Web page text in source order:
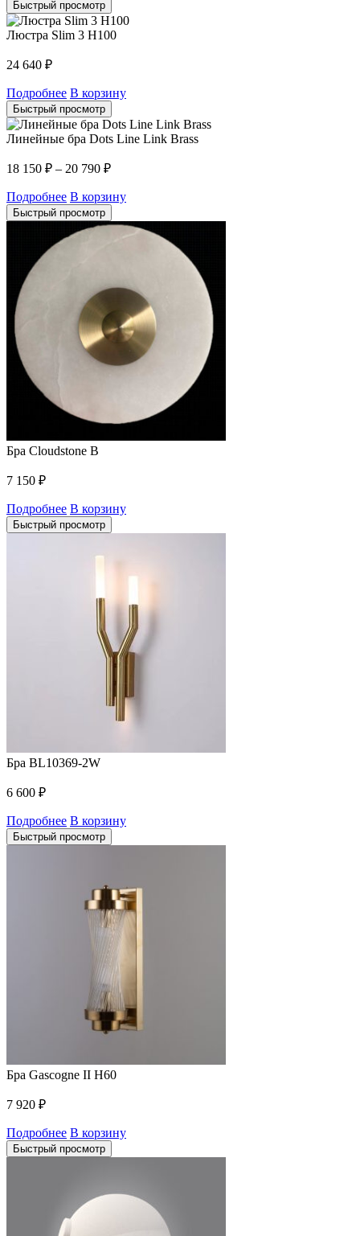
Быстрый просмотр
Люстра Slim 3 H100
24 640 ₽
Подробнее В корзину
Быстрый просмотр
Линейные бра Dots Line Link Brass
18 150 ₽ – 20 790 ₽
Подробнее В корзину
Быстрый просмотр
Бра Cloudstone B
7 150 ₽
Подробнее В корзину
Быстрый просмотр
Бра BL10369-2W
6 600 ₽
Подробнее В корзину
Быстрый просмотр
Бра Gascogne II H60
7 920 ₽
Подробнее В корзину
Быстрый просмотр